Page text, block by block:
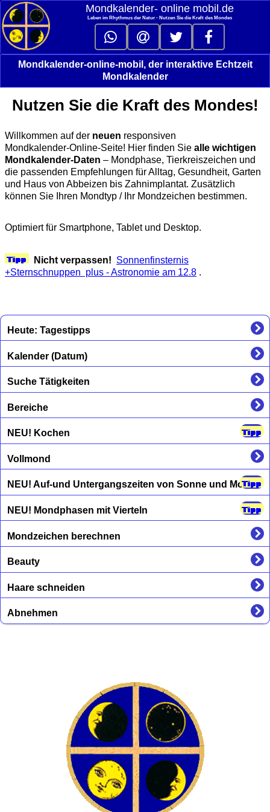
Mondkalender‑ online mobil.de
Leben im Rhythmus der Natur - Nutzen Sie die Kraft des Mondes
Mondkalender-online-mobil, der interaktive Echtzeit
Mondkalender
Nutzen Sie die Kraft des Mondes!
Willkommen auf der neuen responsiven
Mondkalender‑Online‑Seite! Hier finden Sie alle wichtigen
Mondkalender‑Daten – Mondphase, Tierkreiszeichen und
die passenden Empfehlungen für Alltag, Gesundheit, Garten
und Haus von Abbeizen bis Zahnimplantat. Zusätzlich
können Sie Ihren Mondtyp / Ihr Mondzeichen bestimmen.
Optimiert für Smartphone, Tablet und Desktop.
Nicht verpassen! Sonnenfinsternis
+Sternschnuppen plus - Astronomie am 12.8 .
Heute: Tagestipps
Kalender (Datum)
Suche Tätigkeiten
Bereiche
NEU! Kochen
Vollmond
NEU! Auf-und Untergangszeiten von Sonne und Mond
NEU! Mondphasen mit Vierteln
Mondzeichen berechnen
Beauty
Haare schneiden
Abnehmen